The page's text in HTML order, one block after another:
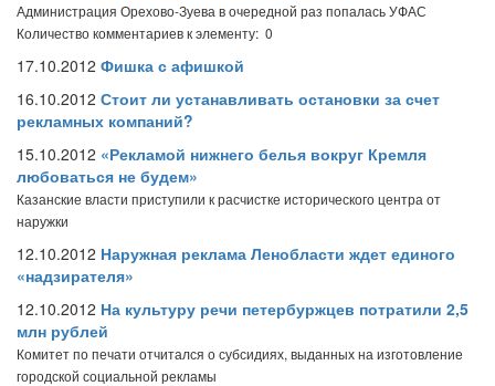
Администрация Орехово-Зуева в очередной раз попалась УФАС
Количество комментариев к элементу: 0
17.10.2012 Фишка с афишкой
16.10.2012 Стоит ли устанавливать остановки за счет
рекламных компаний?
15.10.2012 «Рекламой нижнего белья вокруг Кремля
любоваться не будем»
Казанские власти приступили к расчистке исторического центра от
наружки
12.10.2012 Наружная реклама Ленобласти ждет единого
«надзирателя»
12.10.2012 На культуру речи петербуржцев потратили 2,5
млн рублей
Комитет по печати отчитался о субсидиях, выданных на изготовление
городской социальной рекламы